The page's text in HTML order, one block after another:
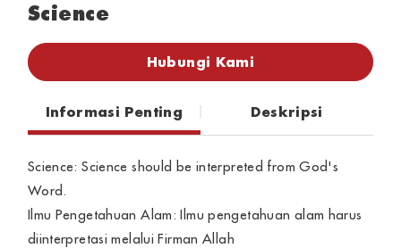
Science
Hubungi Kami
Informasi Penting Deskripsi
Science: Science should be interpreted from God's
Word.
Ilmu Pengetahuan Alam: Ilmu pengetahuan alam harus
diinterpretasi melalui Firman Allah